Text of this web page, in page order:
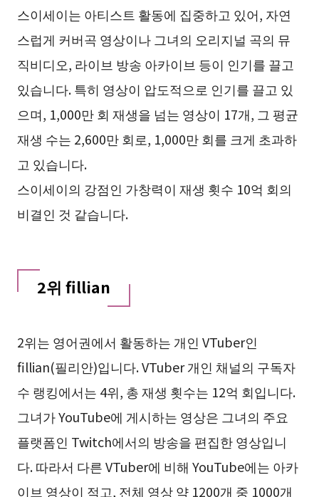
스이세이는 아티스트 활동에 집중하고 있어, 자연
스럽게 커버곡 영상이나 그녀의 오리지널 곡의 뮤
직비디오, 라이브 방송 아카이브 등이 인기를 끌고
있습니다. 특히 영상이 압도적으로 인기를 끌고 있
으며, 1,000만 회 재생을 넘는 영상이 17개, 그 평균
재생 수는 2,600만 회로, 1,000만 회를 크게 초과하
고 있습니다.
스이세이의 강점인 가창력이 재생 횟수 10억 회의
비결인 것 같습니다.
2위 fillian
2위는 영어권에서 활동하는 개인 VTuber인
fillian(필리안)입니다. VTuber 개인 채널의 구독자
수 랭킹에서는 4위, 총 재생 횟수는 12억 회입니다.
그녀가 YouTube에 게시하는 영상은 그녀의 주요
플랫폼인 Twitch에서의 방송을 편집한 영상입니
다. 따라서 다른 VTuber에 비해 YouTube에는 아카
이브 영상이 적고, 전체 영상 약 1200개 중 1000개